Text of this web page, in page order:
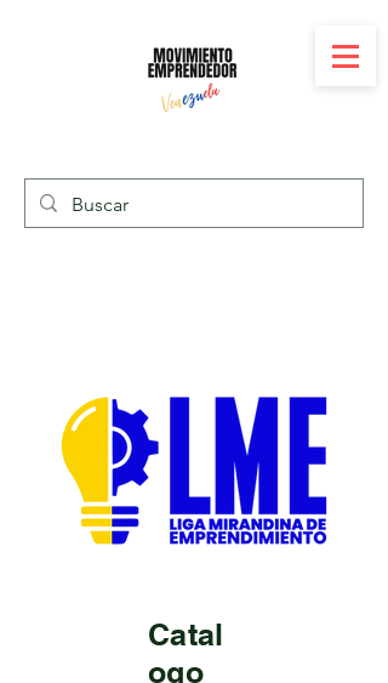
Catal
ogo